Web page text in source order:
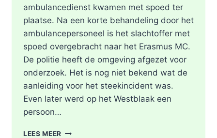
ambulancedienst kwamen met spoed ter
plaatse. Na een korte behandeling door het
ambulancepersoneel is het slachtoffer met
spoed overgebracht naar het Erasmus MC.
De politie heeft de omgeving afgezet voor
onderzoek. Het is nog niet bekend wat de
aanleiding voor het steekincident was.
Even later werd op het Westblaak een
persoon…
LEES MEER POLITIE